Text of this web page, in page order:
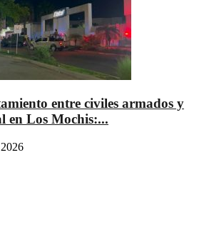
entre civiles armados y
en Los Mochis:...